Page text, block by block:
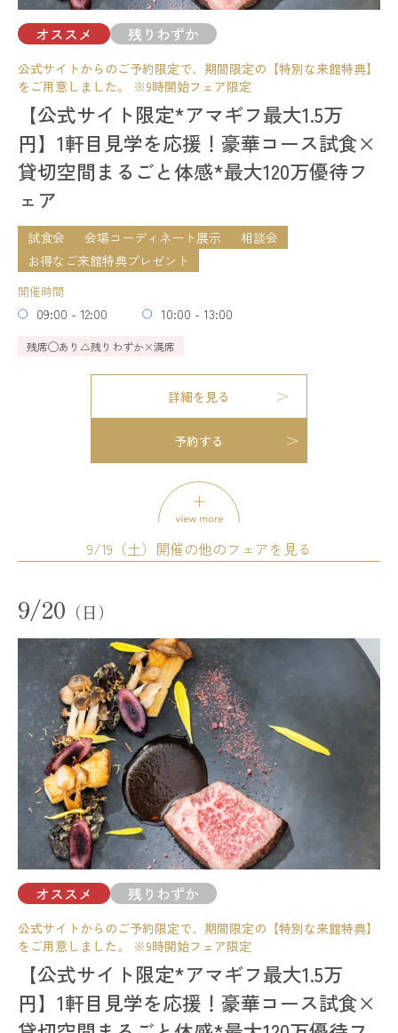
残りわずか
試食会
お得なご来館特典プレゼント
12:00 - 12:30
13:00 - 13:30
18:00 - 18:30
残席◯あり△残りわずか×満席
詳細を見る
予約する
11:00 - 14:00
15:00 - 18:00
17:00 - 20:00
残席◯あり△残りわずか×満席
詳細を見る
予約する
試食会
相談会
開催時間
11:00 - 14:00
14:00 - 17:00
17:00 - 20:00
残席◯あり△残りわずか×満席
詳細を見る
予約する
模擬挙式 模擬披露宴
試食会
会場コーディネート展示
婚礼アイテム展示
お得なご来館特典プレゼント
開催時間
09:00 - 12:00
10:00 - 13:00
14:00 - 17:00
18:00 - 21:00
残席◯あり △残りわずか×満席
試食会 会場コーディネート展示
婚礼アイテム展示
相談会
開催時間
11:00 - 14:00
15:00 - 18:00
17:00 - 20:00
残席 ◯あり △残りわずか ×満席
詳細を見る
予約する
オススメ 残りわずか
公式サイトからのご予約限定で、期間限定の【特別な来館特典】
をご用意しました。 ※9時開始フェア限定
【公式サイト限定*アマギフ最大1.5万
円】1軒目見学を応援！豪華コース試食×
貸切空間まるごと体感*最大120万優待フ
ェア
試食会 会場コーディネート展示
相談会
お得なご来館特典プレゼント
開催時間
09:00 - 12:00 10:00 - 13:00
残席◯あり △残りわずか×満席
詳細を見る
予約する
オススメ
試食会 会場コーディネート展示 相談会
開催時間
09:00 - 12:00
10:00 - 13:00
14:00 - 17:00
18:00 - 21:00
9/19（土）開催の他のフェアを見る
9/20 （日）
オススメ 残りわずか
公式サイトからのご予約限定で、期間限定の【特別な来館特典】
をご用意しました。 ※9時開始フェア限定
【公式サイト限定*アマギフ最大1.5万
円】1軒目見学を応援！豪華コース試食×